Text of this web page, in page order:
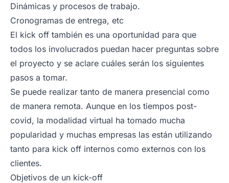
Dinámicas y procesos de trabajo.
Cronogramas de entrega, etc
El kick off también es una oportunidad para que
todos los involucrados puedan hacer preguntas sobre
el proyecto y se aclare cuáles serán los siguientes
pasos a tomar.
Se puede realizar tanto de manera presencial como
de manera remota. Aunque en los tiempos post-
covid, la modalidad virtual ha tomado mucha
popularidad y muchas empresas las están utilizando
tanto para kick off internos como externos con los
clientes.
Objetivos de un kick-off